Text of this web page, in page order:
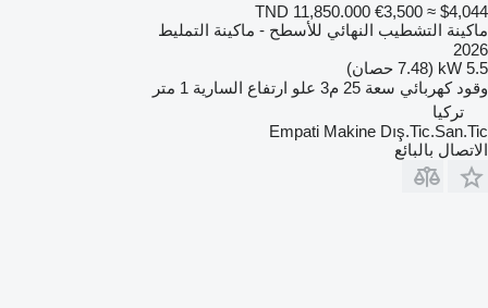
TND 11,850.000 €3,500 ≈ $4,044
ماكينة التشطيب النهائي للأسطح - ماكينة التمليط
2026
5.5 kW (7.48 حصان)
وقود كهربائي سعة 25 م3 علو ارتفاع السارية 1 متر
تركيا
Empati Makine Dış.Tic.San.Tic
الاتصال بالبائع